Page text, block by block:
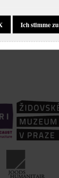
Ich stimme zu